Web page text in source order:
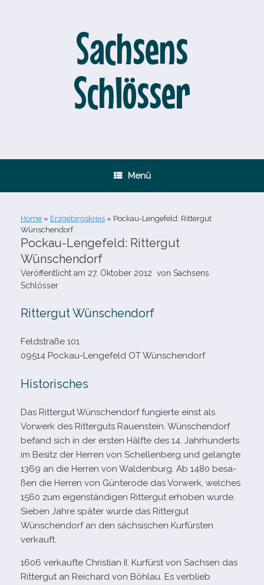
Sachsens
Schlösser
Menü
Home » Erzgebirgskreis » Pockau-​Lengefeld: Rittergut
Wünschendorf
Pockau-​Lengefeld: Rittergut
Wünschendorf
Veröffentlicht am 27. Oktober 2012 von Sachsens
Schlösser
Rittergut Wünschendorf
Feldstraße 101
09514 Pockau-​Lengefeld OT Wünschendorf
Historisches
Das Rittergut Wünschendorf fun­gierte einst als
Vorwerk des Ritterguts Rauenstein. Wünschendorf
befand sich in der ers­ten Hälfte des 14. Jahrhunderts
im Besitz der Herren von Schellenberg und gelangte
1369 an die Herren von Waldenburg. Ab 1480 besa­
ßen die Herren von Günterode das Vorwerk, wel­ches
1560 zum eigen­stän­di­gen Rittergut erho­ben wurde.
Sieben Jahre spä­ter wurde das Rittergut
Wünschendorf an den säch­si­schen Kurfürsten
verkauft.
1606 ver­kaufte Christian II. Kurfürst von Sachsen das
Rittergut an Reichard von Böhlau. Es ver­blieb